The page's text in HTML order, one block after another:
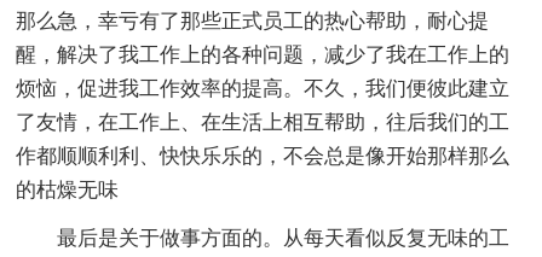
那么急，幸亏有了那些正式员工的热心帮助，耐心提
醒，解决了我工作上的各种问题，减少了我在工作上的
烦恼，促进我工作效率的提高。不久，我们便彼此建立
了友情，在工作上、在生活上相互帮助，往后我们的工
作都顺顺利利、快快乐乐的，不会总是像开始那样那么
的枯燥无味
最后是关于做事方面的。从每天看似反复无味的工